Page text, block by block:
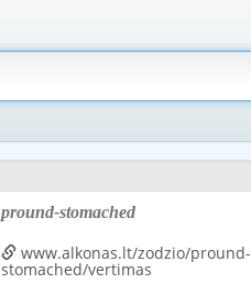
pround-stomached
www.alkonas.lt/zodzio/pround-
stomached/vertimas